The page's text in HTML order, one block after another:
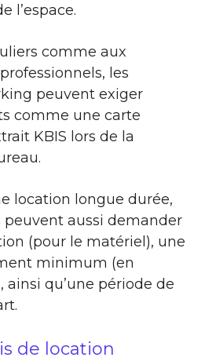
l’espace.
comme aux
les
peuvent exiger
comme une carte
KBIS lors de la
location longue durée,
peuvent aussi demander
(pour le matériel), une
minimum (en
ainsi qu’une période de
de location